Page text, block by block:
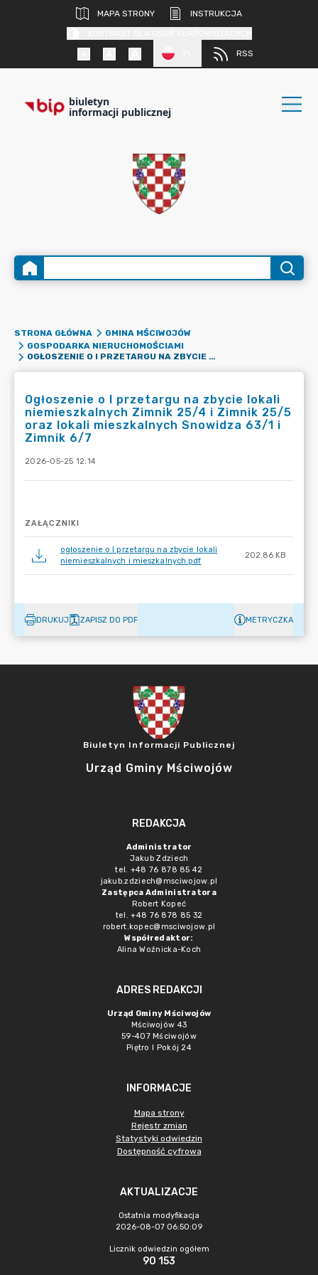
MAPA STRONY
INSTRUKCJA
RSS
biuletyn
informacji publicznej
STRONA GŁÓWNA
GMINA MŚCIWOJÓW
GOSPODARKA NIERUCHOMOŚCIAMI
OGŁOSZENIE O I PRZETARGU NA ZBYCIE LOKALI NIEMIESZKALNYCH ZIMNIK 25/4 I ZIMNIK 25/5 ORAZ LOKALI MIESZKALNYCH SNOWIDZA 63/1 I ZIMNIK 6/7
Ogłoszenie o I przetargu na zbycie lokali
niemieszkalnych Zimnik 25/4 i Zimnik 25/5
oraz lokali mieszkalnych Snowidza 63/1 i
Zimnik 6/7
2026-05-25 12:14
ZAŁĄCZNIKI
ogłoszenie o I przetargu na zbycie lokali
niemieszkalnych i mieszkalnych.pdf
202.86 KB
DRUKUJ ZAPISZ DO PDF METRYCZKA
Biuletyn Informacji Publicznej
Urząd Gminy Mściwojów
REDAKCJA
Administrator
Jakub Zdziech
tel. +48 76 878 85 42
jakub.zdziech@msciwojow.pl
Zastępca Administratora
Robert Kopeć
tel. +48 76 878 85 32
robert.kopec@msciwojow.pl
Współredaktor:
Alina Woźnicka-Koch
ADRES REDAKCJI
Urząd Gminy Mściwojów
Mściwojów 43
59-407 Mściwojów
Piętro I Pokój 24
INFORMACJE
Mapa strony
Rejestr zmian
Statystyki odwiedzin
Dostępność cyfrowa
AKTUALIZACJE
Ostatnia modyfikacja
2026-08-07 06:50:09
Licznik odwiedzin ogółem
90 153